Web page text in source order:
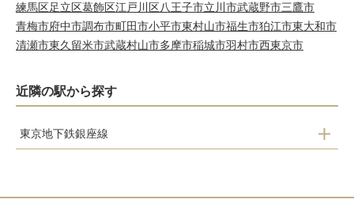
練馬区足立区葛飾区江戸川区八王子市立川市武蔵野市三鷹市
青梅市府中市調布市町田市小平市東村山市福生市狛江市東大和市
清瀬市東久留米市武蔵村山市多摩市稲城市羽村市西東京市
近隣の駅から探す
東京地下鉄銀座線
赤坂見附